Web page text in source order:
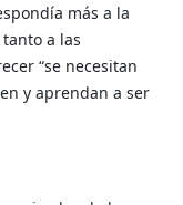
más a la
a las
“se necesitan
y aprendan a ser